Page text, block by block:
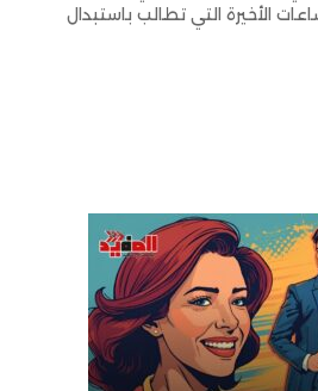
الأخيرة التي تطالب باستبدال